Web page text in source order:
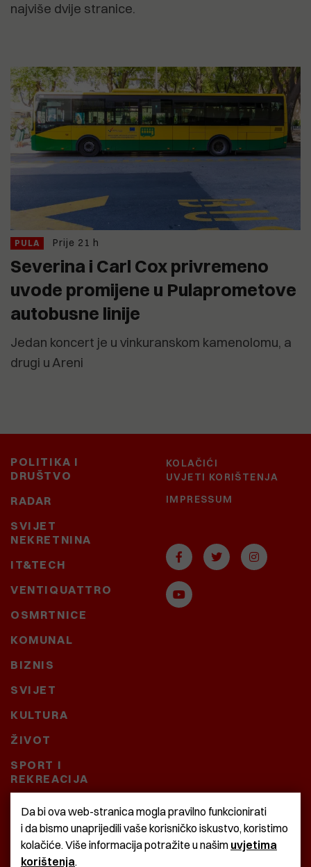
najviše dvije stranice.
PULA Prije 21 h
Severina i Carl Cox privremeno
uvode promijene u Pulaprometove
autobusne linije
Jedan koncert je u vinkuranskom kamenolomu, a
drugi u Areni
POLITIKA I
DRUŠTVO
RADAR
SVIJET
NEKRETNINA
IT&TECH
VENTIQUATTRO
OSMRTNICE
KOMUNAL
BIZNIS
SVIJET
KULTURA
ŽIVOT
SPORT I
REKREACIJA
CRNA KRONIKA
BAŠTARDINI I PRAVI
KRASNA ZEMLJA
KOLAČIĆI
UVJETI KORIŠTENJA
IMPRESSUM
Da bi ova web-stranica mogla pravilno funkcionirati
i da bismo unaprijedili vaše korisničko iskustvo, koristimo
kolačiće. Više informacija potražite u našim uvjetima
korištenja.